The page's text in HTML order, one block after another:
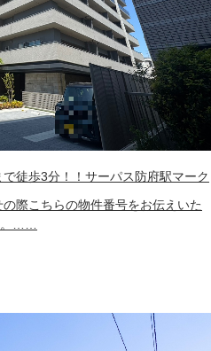
徒歩3分！！サーパス防府駅マーク
際こちらの物件番号をお伝えいた
。……